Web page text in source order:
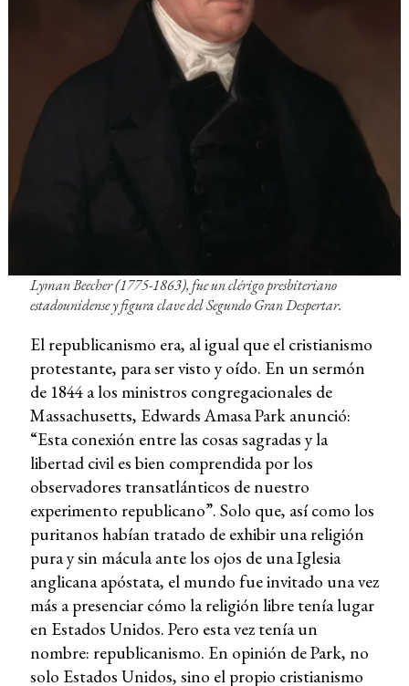
Lyman Beecher (1775-1863), fue un clérigo presbiteriano
estadounidense y figura clave del Segundo Gran Despertar.
El republicanismo era, al igual que el cristianismo
protestante, para ser visto y oído. En un sermón
de 1844 a los ministros congregacionales de
Massachusetts, Edwards Amasa Park anunció:
“Esta conexión entre las cosas sagradas y la
libertad civil es bien comprendida por los
observadores transatlánticos de nuestro
experimento republicano”. Solo que, así como los
puritanos habían tratado de exhibir una religión
pura y sin mácula ante los ojos de una Iglesia
anglicana apóstata, el mundo fue invitado una vez
más a presenciar cómo la religión libre tenía lugar
en Estados Unidos. Pero esta vez tenía un
nombre: republicanismo. En opinión de Park, no
solo Estados Unidos, sino el propio cristianismo